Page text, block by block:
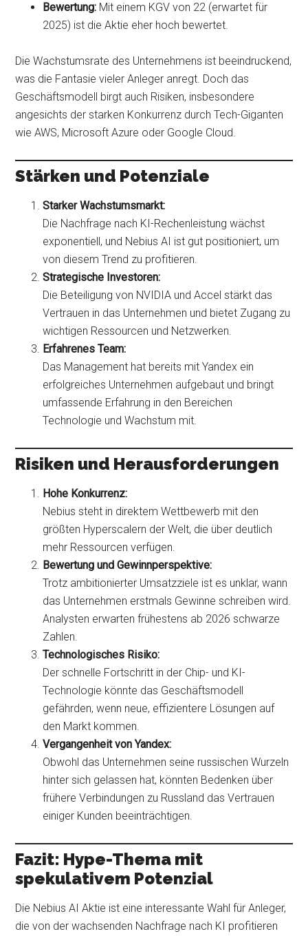
Bewertung: Mit einem KGV von 22 (erwartet für
2025) ist die Aktie eher hoch bewertet.
Die Wachstumsrate des Unternehmens ist beeindruckend,
was die Fantasie vieler Anleger anregt. Doch das
Geschäftsmodell birgt auch Risiken, insbesondere
angesichts der starken Konkurrenz durch Tech-Giganten
wie AWS, Microsoft Azure oder Google Cloud.
Stärken und Potenziale
Starker Wachstumsmarkt:
Die Nachfrage nach KI-Rechenleistung wächst
exponentiell, und Nebius AI ist gut positioniert, um
von diesem Trend zu profitieren.
Strategische Investoren:
Die Beteiligung von NVIDIA und Accel stärkt das
Vertrauen in das Unternehmen und bietet Zugang zu
wichtigen Ressourcen und Netzwerken.
Erfahrenes Team:
Das Management hat bereits mit Yandex ein
erfolgreiches Unternehmen aufgebaut und bringt
umfassende Erfahrung in den Bereichen
Technologie und Wachstum mit.
Risiken und Herausforderungen
Hohe Konkurrenz:
Nebius steht in direktem Wettbewerb mit den
größten Hyperscalern der Welt, die über deutlich
mehr Ressourcen verfügen.
Bewertung und Gewinnperspektive:
Trotz ambitionierter Umsatzziele ist es unklar, wann
das Unternehmen erstmals Gewinne schreiben wird.
Analysten erwarten frühestens ab 2026 schwarze
Zahlen.
Technologisches Risiko:
Der schnelle Fortschritt in der Chip- und KI-
Technologie könnte das Geschäftsmodell
gefährden, wenn neue, effizientere Lösungen auf
den Markt kommen.
Vergangenheit von Yandex:
Obwohl das Unternehmen seine russischen Wurzeln
hinter sich gelassen hat, könnten Bedenken über
frühere Verbindungen zu Russland das Vertrauen
einiger Kunden beeinträchtigen.
Fazit: Hype-Thema mit
spekulativem Potenzial
Die Nebius AI Aktie ist eine interessante Wahl für Anleger,
die von der wachsenden Nachfrage nach KI profitieren